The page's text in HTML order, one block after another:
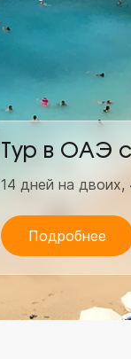
Тур в ОАЭ
14 дней на двоих,
Подробнее